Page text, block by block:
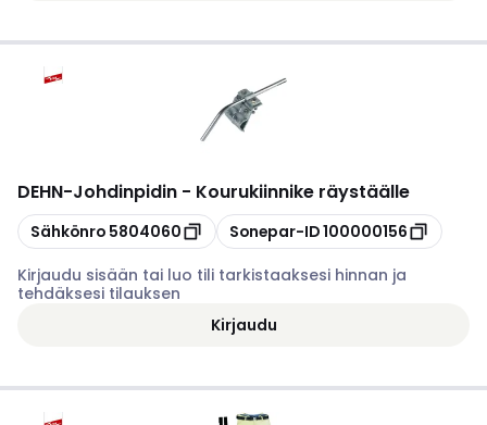
DEHN-Johdinpidin - Kourukiinnike räystäälle
Kopioi
Sähkönro 5804060 Kopioi
Sonepar-ID100000156
Kirjaudu sisään tai luo tili tarkistaaksesi hinnan ja
tehdäksesi tilauksen
Kirjaudu